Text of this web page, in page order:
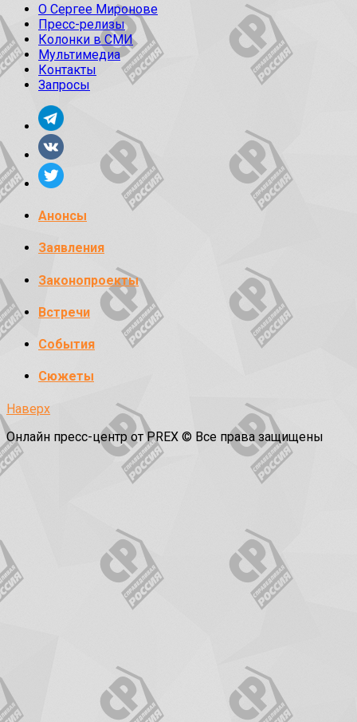
О Сергее Миронове
Пресс-релизы
Колонки в СМИ
Мультимедиа
Контакты
Запросы
Анонсы
Заявления
Законопроекты
Встречи
События
Сюжеты
Наверх
Онлайн пресс-центр от PREX © Все права защищены